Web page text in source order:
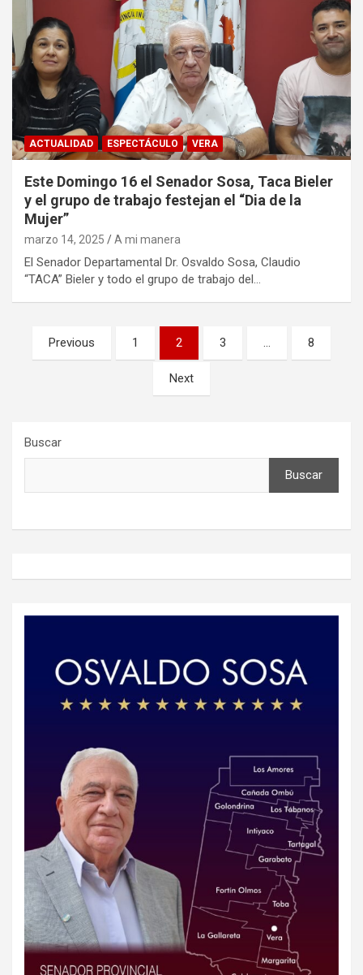
ACTUALIDAD ESPECTÁCULO VERA
Este Domingo 16 el Senador Sosa, Taca Bieler
y el grupo de trabajo festejan el “Dia de la
Mujer”
marzo 14, 2025 A mi manera
El Senador Departamental Dr. Osvaldo Sosa, Claudio
“TACA” Bieler y todo el grupo de trabajo del…
Paginación
de
Previous 1 2 3 … 8
Next
Buscar
Buscar